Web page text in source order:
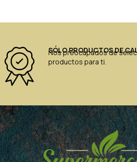
SÓLO PRODUCTOS DE
Nos preocupados de
productos para ti.